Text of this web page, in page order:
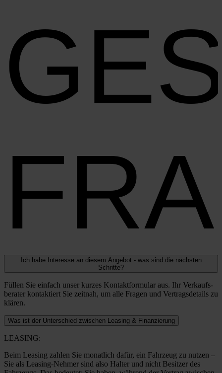
Ich habe Interesse an diesem Angebot - was sind die nächsten
Schritte?
Fül­len Sie ein­fach unser kur­zes Kon­takt­for­mu­lar aus. Ihr Ver­kaufs­
be­ra­ter kon­tak­tiert Sie zeit­nah, um alle Fra­gen und Ver­trags­de­tails zu
klä­ren.
Was ist der Unterschied zwischen Leasing & Finanzierung
LEASING:
Beim Lea­sing zah­len Sie monat­lich dafür, ein Fahr­zeug zu nut­zen –
Sie als Lea­­sing-Neh­­mer sind also Hal­ter und nicht Besit­zer des